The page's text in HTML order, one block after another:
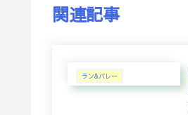
関連記事
ラン&バレー